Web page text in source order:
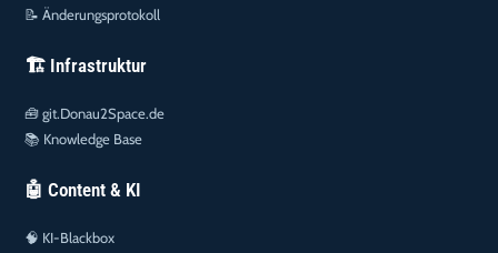
📝Änderungsprotokoll
🏗️ Infrastruktur
🧰git.Donau2Space.de
📚 Knowledge Base
🤖 Content & KI
🧠 KI-Blackbox